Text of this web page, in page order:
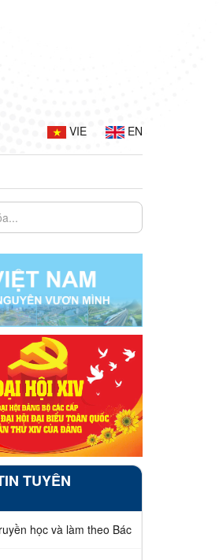
VIE EN
TUYÊN
học và làm theo Bác